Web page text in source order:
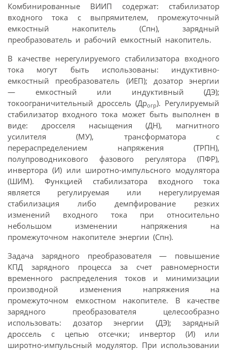
Комбинированные ВИИП содержат: стабилизатор
входного тока с выпрямителем, промежуточный
емкостный накопитель (Спн), зарядный
преобразователь и рабочий емкостный накопитель.
В качестве нерегулируемого стабилизатора входного
тока могут быть использованы: индуктивно-
емкостный преобразователь (ИЕП); дозатор энергии
— емкостный или индуктивный (ДЭ);
токоограничительный дроссель (Дрогр). Регулируемый
стабилизатор входного тока может быть выполнен в
виде: дросселя насыщения (ДН), магнитного
усилителя (МУ), трансформатора с
перераспределением напряжения (ТРПН),
полупроводникового фазового регулятора (ПФР),
инвертора (И) или широтно-импульсного модулятора
(ШИМ). Функцией стабилизатора входного тока
является регулируемая или нерегулируемая
стабилизация либо демпфирование резких
изменений входного тока при относительно
небольшом изменении напряжения на
промежуточном накопителе энергии (Спн).
Задача зарядного преобразователя — повышение
КПД зарядного процесса за счет равномерности
временного распределения токов и минимизации
производной изменения напряжения на
промежуточном емкостном накопителе. В качестве
зарядного преобразователя целесообразно
использовать: дозатор энергии (ДЭ); зарядный
дроссель с цепью отсечки; инвертор (И) или
широтно-импульсный модулятор. При использовании